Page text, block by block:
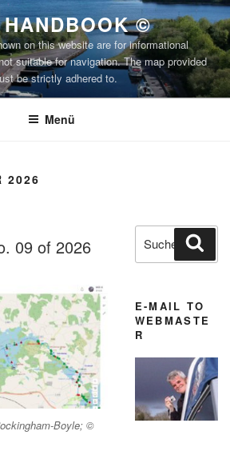
©
on this website are for informational
suitable for navigation. The map provided
be strictly adhered to.
Menü
2026
09 of 2026
Boyle; ©
Suchen
nach:
E-MAIL TO
WEBMASTE
R